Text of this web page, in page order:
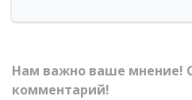
Нам важно ваше мнение!
комментарий!